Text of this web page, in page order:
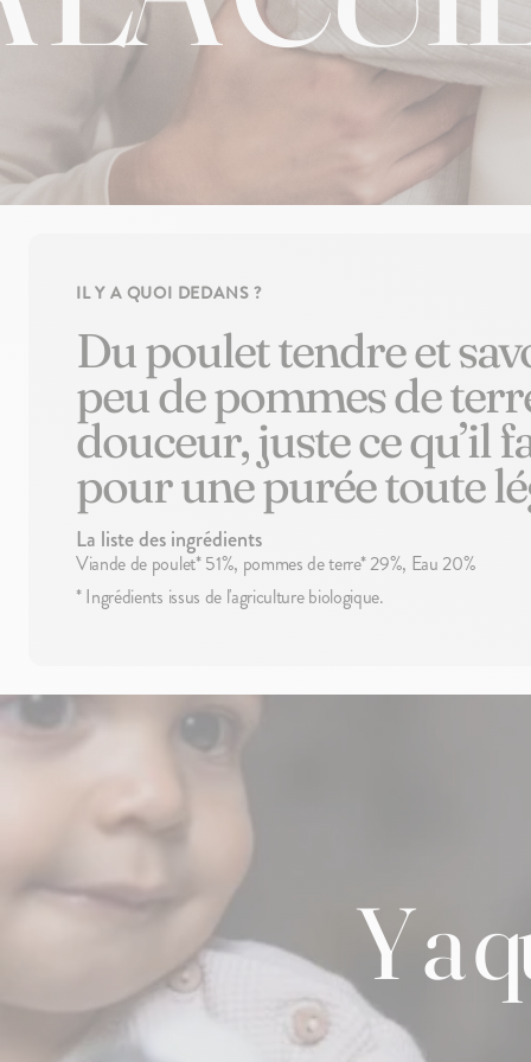
IL Y A QUOI DEDANS ?
Du poulet tendre et
peu de pommes de
douceur, juste ce qu’il
pour une purée toute
La liste des ingrédients
Viande de poulet* 51%, pommes de terre* 29%, Eau 20%
* Ingrédients issus de l'agriculture biologique.
Y a